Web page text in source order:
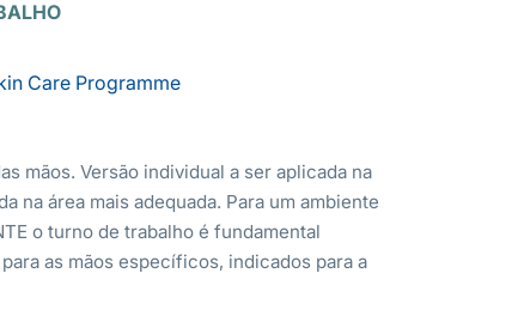
Care Programme
mãos. Versão individual a ser aplicada na
na área mais adequada. Para um ambiente
o turno de trabalho é fundamental
as mãos específicos, indicados para a